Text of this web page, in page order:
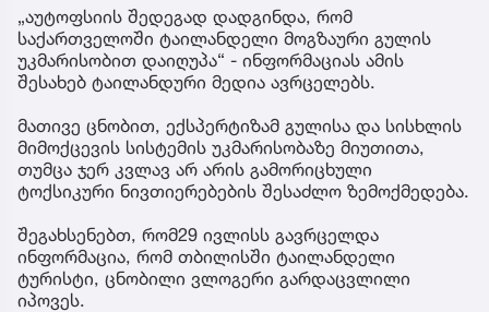
„აუტოფსიის შედეგად დადგინდა, რომ
საქართველოში ტაილანდელი მოგზაური გულის
უკმარისობით დაიღუპა“ - ინფორმაციას ამის
შესახებ ტაილანდური მედია ავრცელებს.
მათივე ცნობით, ექსპერტიზამ გულისა და სისხლის
მიმოქცევის სისტემის უკმარისობაზე მიუთითა,
თუმცა ჯერ კვლავ არ არის გამორიცხული
ტოქსიკური ნივთიერებების შესაძლო ზემოქმედება.
შეგახსენებთ, რომ29 ივლისს გავრცელდა
ინფორმაცია, რომ თბილისში ტაილანდელი
ტურისტი, ცნობილი ვლოგერი გარდაცვლილი
იპოვეს.